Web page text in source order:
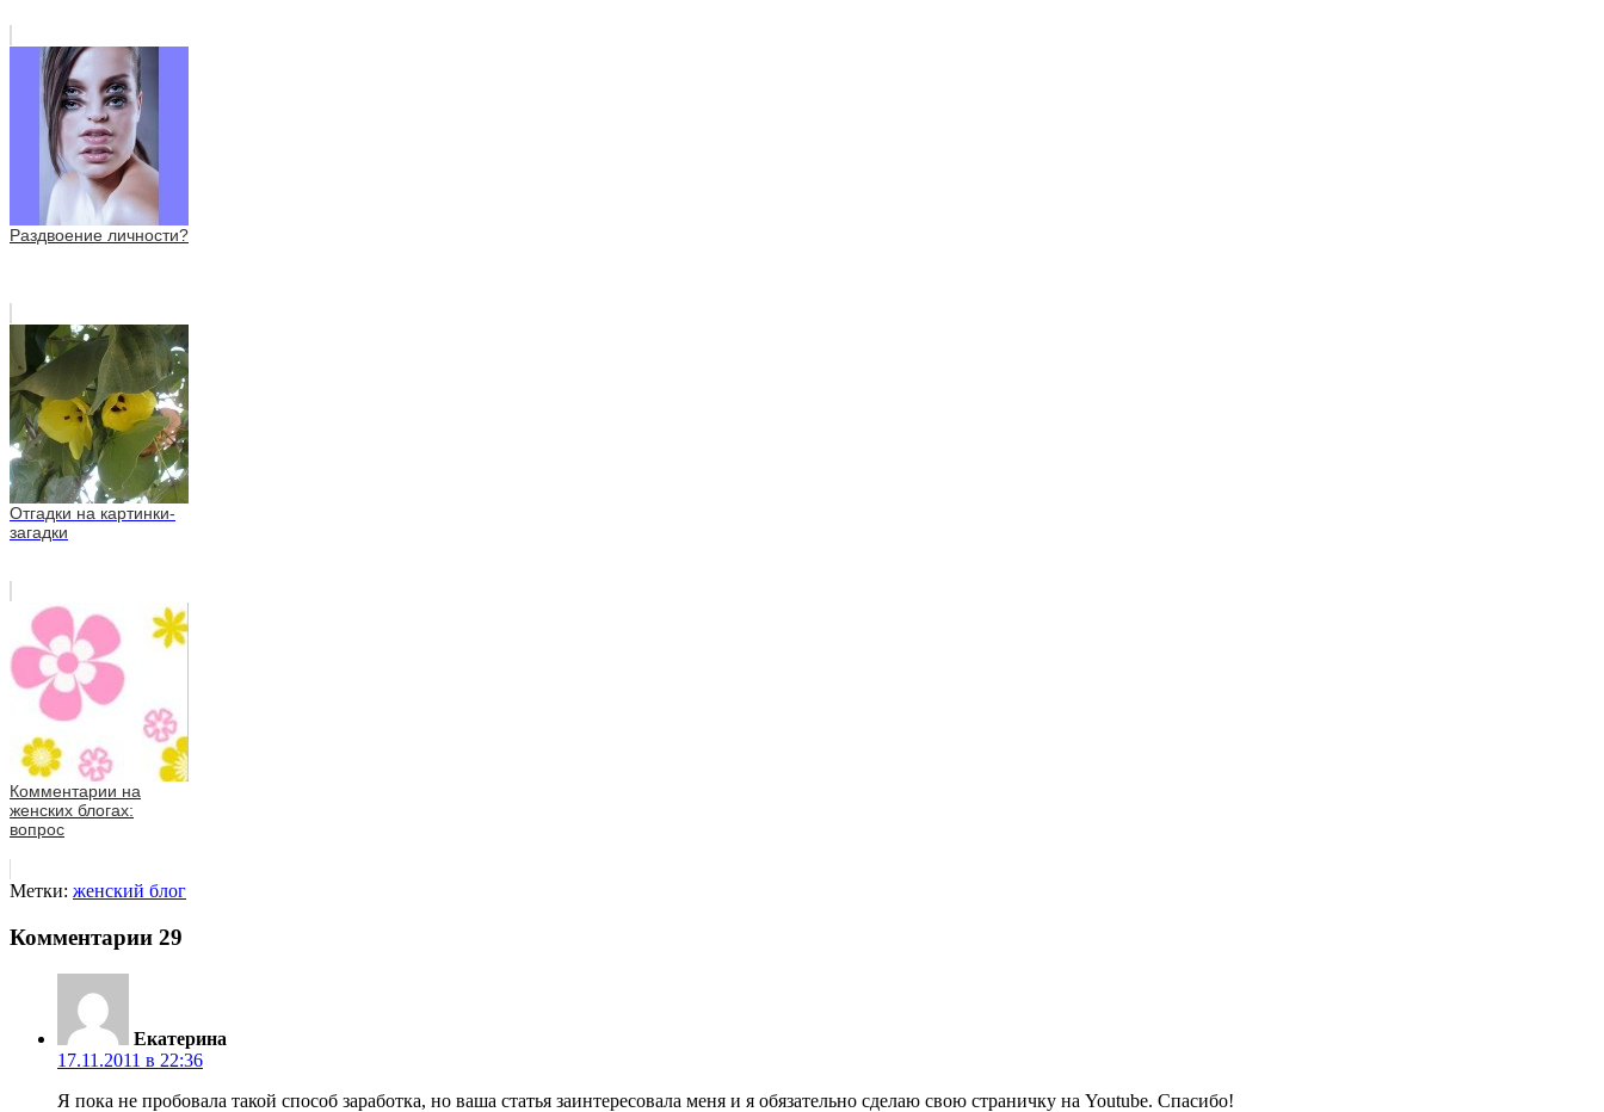
Раздвоение личности?
Отгадки на картинки-
загадки
Комментарии на
женских блогах:
вопрос
Метки: женский блог
Комментарии 29
Екатерина
17.11.2011 в 22:36
Я пока не пробовала такой способ заработка, но ваша статья заинтересовала меня и я обязательно сделаю свою страничку на Youtube. Спасибо!